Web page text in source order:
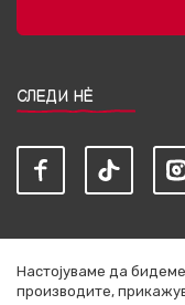
СЛЕДИ НЀ
Настојуваме да
производите,